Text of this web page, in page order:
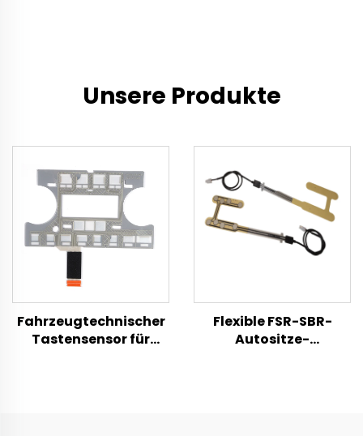
Unsere Produkte
Fahrzeugtechnischer
Tastensensor für
Flexible FSR-SBR-
Autositze-